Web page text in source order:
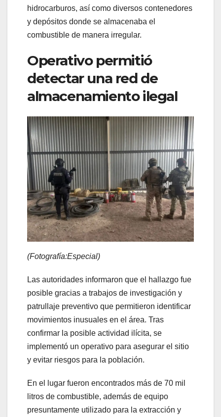
hidrocarburos, así como diversos contenedores
y depósitos donde se almacenaba el
combustible de manera irregular.
Operativo permitió
detectar una red de
almacenamiento ilegal
(Fotografía:Especial)
Las autoridades informaron que el hallazgo fue
posible gracias a trabajos de investigación y
patrullaje preventivo que permitieron identificar
movimientos inusuales en el área. Tras
confirmar la posible actividad ilícita, se
implementó un operativo para asegurar el sitio
y evitar riesgos para la población.
En el lugar fueron encontrados más de 70 mil
litros de combustible, además de equipo
presuntamente utilizado para la extracción y